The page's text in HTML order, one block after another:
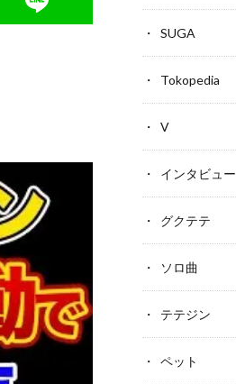
SUGA
Tokopedia
V
インタビュー
グクテテ
ソロ曲
テテジン
ペット